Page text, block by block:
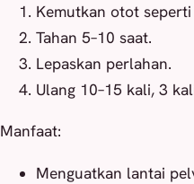
Kemutkan otot
Tahan 5–10 saat.
Lepaskan perlahan.
Ulang 10–15 kali, 3
Manfaat:
Menguatkan lantai